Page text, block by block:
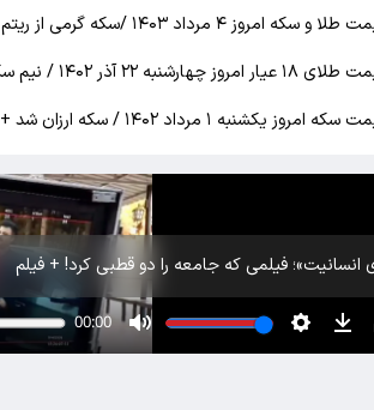
و سکه امروز ۴ مرداد ۱۴۰۳ /سکه گرمی از ریتم کاهشی بازار حمایت نکرد
امروز چهارشنبه ۲۲ آذر ۱۴۰۲ / نیم سکه چند ؟ + فیلم
امروز یکشنبه ۱ مرداد ۱۴۰۲ / سکه ارزان شد + جدول
انسانیت»؛ فیلمی که جامعه را دو قطبی کرد! + فیلم